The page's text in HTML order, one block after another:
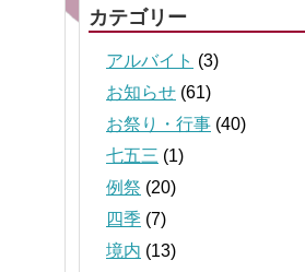
カテゴリー
アルバイト (3)
お知らせ (61)
お祭り・行事 (40)
七五三 (1)
例祭 (20)
四季 (7)
境内 (13)